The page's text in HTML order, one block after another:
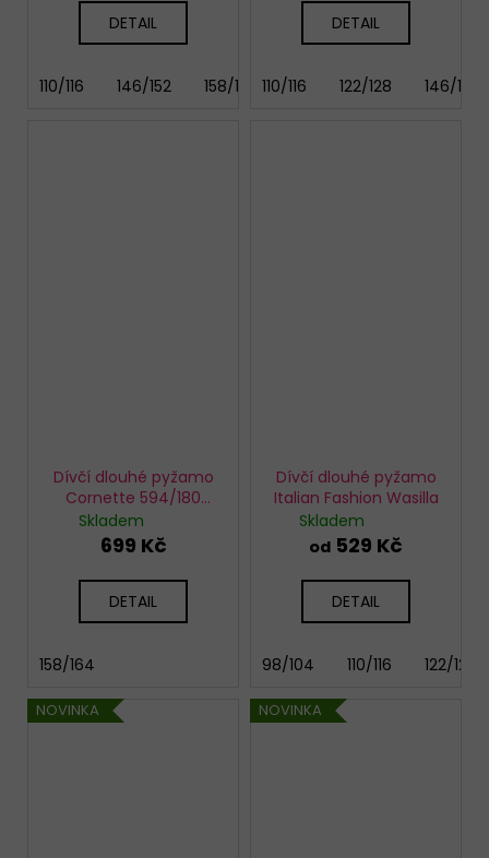
DETAIL
110/116 146/152 158/164
DETAIL
110/116 122/128 146/152
Dívčí dlouhé pyžamo
Cornette 594/180
Sweet Bear
Skladem
699 Kč
DETAIL
158/164
Dívčí dlouhé pyžamo
Italian Fashion Wasilla
Skladem
od 529 Kč
DETAIL
98/104 110/116 122/128
NOVINKA NOVINKA